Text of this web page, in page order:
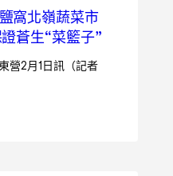
窩北嶺蔬菜市
蒼生“菜籃子”
營2月1日訊（記者